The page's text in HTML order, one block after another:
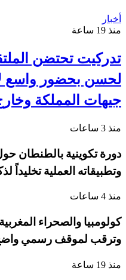
أخبار
منذ 19 ساعة
تدركيت تحتضن
لحسن بحضور واسع
جيهات المملكة
منذ 3 ساعات
دورة تكوينية بالطنطان
وتطبيقاته العملية
منذ 4 ساعات
كولومبيا والصحراء
وترقب لموقف رسمي
منذ 19 ساعة